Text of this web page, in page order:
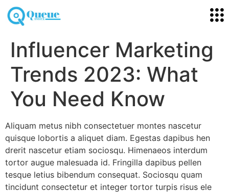
Influencer Marketing
Trends 2023: What
You Need Know
Aliquam metus nibh consectetuer montes nascetur
quisque lobortis a aliquet diam. Egestas dapibus hen
drerit nascetur etiam sociosqu. Himenaeos interdum
tortor augue malesuada id. Fringilla dapibus pellen
tesque letius bibendum consequat. Sociosqu quam
tincidunt consectetur et integer tortor turpis risus ele